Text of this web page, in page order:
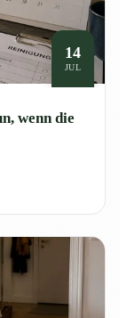
14
JUL
wenn die